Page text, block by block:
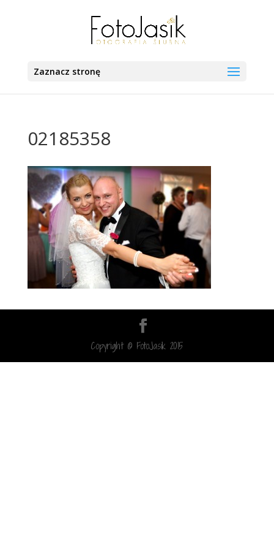
Zaznacz stronę
02185358
Copyright © FotoJasik 2015